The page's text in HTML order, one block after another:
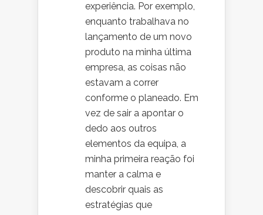
experiência. Por exemplo,
enquanto trabalhava no
lançamento de um novo
produto na minha última
empresa, as coisas não
estavam a correr
conforme o planeado. Em
vez de sair a apontar o
dedo aos outros
elementos da equipa, a
minha primeira reação foi
manter a calma e
descobrir quais as
estratégias que